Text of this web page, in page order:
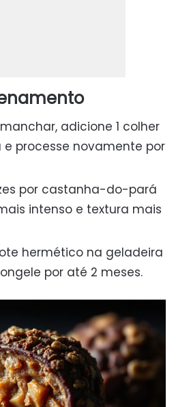
adicione 1 colher
processe novamente por
por castanha-do-pará
intenso e textura mais
hermético na geladeira
por até 2 meses.